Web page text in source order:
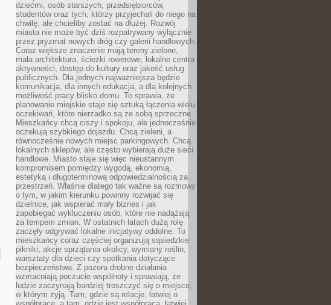
dziećmi, osób starszych, przedsiębiorców,
studentów oraz tych, którzy przyjechali do niego na
chwilę, ale chcieliby zostać na dłużej. Rozwój
miasta nie może być dziś rozpatrywany wyłącznie
przez pryzmat nowych dróg czy galerii handlowych.
Coraz większe znaczenie mają tereny zielone,
mała architektura, ścieżki rowerowe, lokalne centra
aktywności, dostęp do kultury oraz jakość usług
publicznych. Dla jednych najważniejsza będzie
komunikacja, dla innych edukacja, a dla kolejnych
możliwość pracy blisko domu. To sprawia, że
planowanie miejskie staje się sztuką łączenia wielu
oczekiwań, które nierzadko są ze sobą sprzeczne.
Mieszkańcy chcą ciszy i spokoju, ale jednocześnie
oczekują szybkiego dojazdu. Chcą zieleni, a
równocześnie nowych miejsc parkingowych. Chcą
lokalnych sklepów, ale często wybierają duże sieci
handlowe. Miasto staje się więc nieustannym
kompromisem pomiędzy wygodą, ekonomią,
estetyką i długoterminową odpowiedzialnością za
przestrzeń. Właśnie dlatego tak ważne są rozmowy
o tym, w jakim kierunku powinny rozwijać się
dzielnice, jak wspierać mały biznes i jak
zapobiegać wykluczeniu osób, które nie nadążają
za tempem zmian. W ostatnich latach dużą rolę
zaczęły odgrywać lokalne inicjatywy oddolne. To
mieszkańcy coraz częściej organizują sąsiedzkie
pikniki, akcje sprzątania okolicy, wymiany roślin,
warsztaty dla dzieci czy spotkania dotyczące
bezpieczeństwa. Z pozoru drobne działania
wzmacniają poczucie wspólnoty i sprawiają, że
ludzie zaczynają bardziej troszczyć się o miejsce,
w którym żyją. Tam, gdzie są relacje, łatwiej o